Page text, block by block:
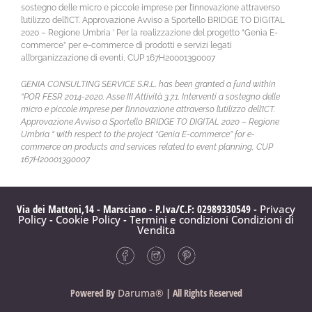
sostegno delle micro e piccole imprese per l’innovazione attraverso
l’utilizzo dell’ICT. Approvazione Avviso a Sportello BRIDGE TO DIGITAL
2020 – Regione Umbria ‘ Per la realizzazione del progetto “Genia E-
commerce” per e-commerce di prodotti e servizi legati
all’organizzazione di eventi, CUP 167H20001390007
GENIA CONSULTING SERVICE S.R.L. has been granted a fund within
“POR FESR 2014-2020. Asse III Attività 3.7.1. Interventi a sostegno delle
micro e piccole imprese per l’innovazione attraverso l’utilizzo dell’ICT.
Approvazione Avviso a Sportello BRIDGE TO DIGITAL 2020 – Regione
Umbria “ with respect to the project “Genia E-commerce” for e-
commerce on products and services related to event planning, CUP
167H20001390007
Via dei Mattoni,14 - Marsciano - P.Iva/C.F: 02989330549 - Privacy
Policy - Cookie Policy - Termini e condizioni Condizioni di
Vendita
Powered ByDaruma® | All Rights Reserved